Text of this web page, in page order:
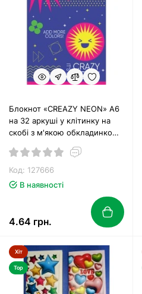
Блокнот «CREAZY NEON» А6
на 32 аркуші у клітинку на
скобі з м'якою обкладинкою,
Код: 127666
В наявності
4.64 грн.
Хіт
Top